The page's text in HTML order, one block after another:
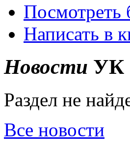
Посмотреть
Написать в
Новости УК
Раздел не
Все новости